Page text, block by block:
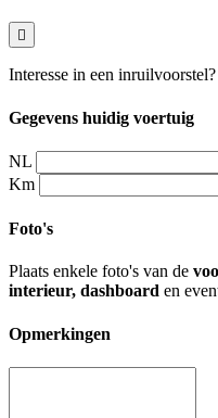
Interesse in een
Gegevens huidig voertuig
NL
Km
Foto's
Plaats enkele foto's van de
interieur, dashboard en
Opmerkingen